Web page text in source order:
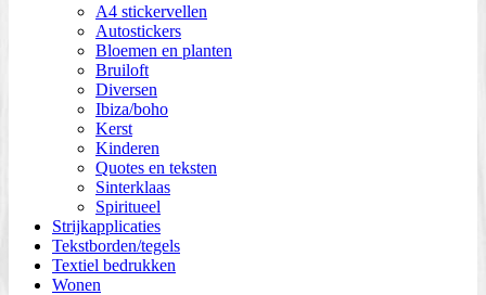
A4 stickervellen
Autostickers
Bloemen en planten
Bruiloft
Diversen
Ibiza/boho
Kerst
Kinderen
Quotes en teksten
Sinterklaas
Spiritueel
Strijkapplicaties
Tekstborden/tegels
Textiel bedrukken
Wonen